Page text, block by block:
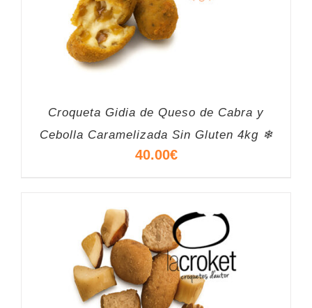
Croqueta Gidia de Queso de Cabra y
Cebolla Caramelizada Sin Gluten 4kg ❄
40.00€